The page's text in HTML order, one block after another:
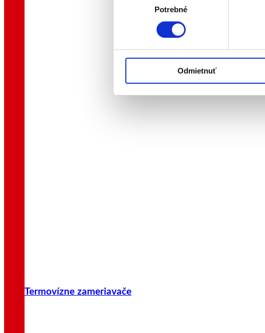
Potrebné
Odmietnuť
Termovízne zameriavače